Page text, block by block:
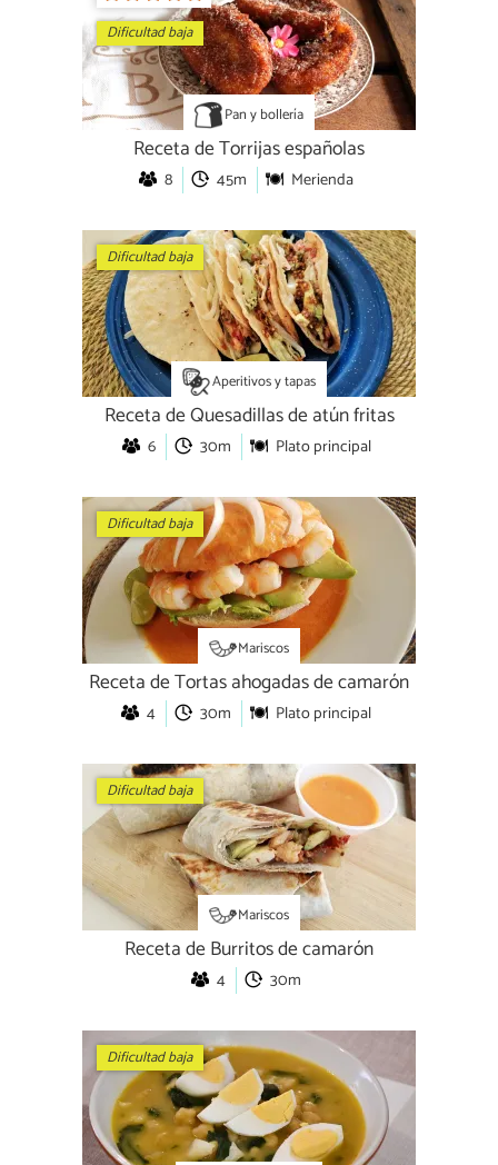
Dificultad baja
Pan y bollería
Receta de Torrijas españolas
8 45m Merienda
Dificultad baja
Aperitivos y tapas
Receta de Quesadillas de atún fritas
6 30m Plato principal
Dificultad baja
Mariscos
Receta de Tortas ahogadas de camarón
4 30m Plato principal
Dificultad baja
Mariscos
Receta de Burritos de camarón
4 30m
Dificultad baja